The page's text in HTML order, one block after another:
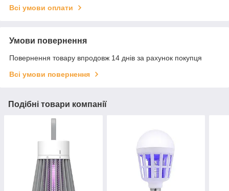
Всі умови оплати
Умови повернення
Повернення товару впродовж 14 днів за рахунок покупця
Всі умови повернення
Подібні товари компанії